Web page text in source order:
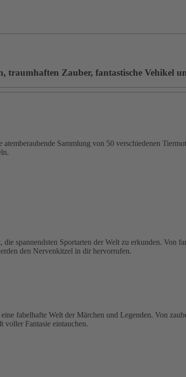
traumhaften Zauber, fantastische Vehikel
atemberaubende Sammlung von 50 verschiedenen
spannendsten Sportarten der Welt zu erkunden. Von
den Nervenkitzel in dir hervorrufen.
fabelhafte Welt der Märchen und Legenden. Von
voller Fantasie eintauchen.